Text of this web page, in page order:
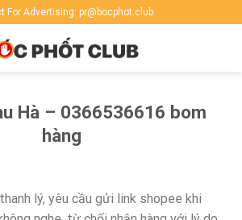
For Advertising: pr@bocphot.club
Hà – 0366536616 bom
hàng
lý, yêu cầu gửi link shopee khi